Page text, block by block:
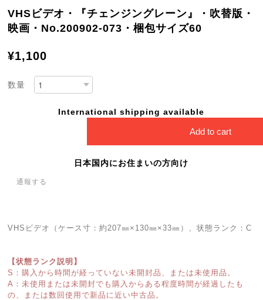
VHSビデオ・『チェンジングレーン』・吹替版・
映画・No.200902-073・梱包サイズ60
¥1,100
数量
International shipping available
Add to cart
日本国内にお住まいの方向け
通報する
VHSビデオ（ケース寸：約207㎜×130㎜×33㎜）、状態ランク：C
【状態ランク説明】
S：購入から時間が経っていない未開封品、または未使用品。
A：未使用または未開封でも購入からある程度時間が経過したも
の、または数回使用で新品に近い中古品。